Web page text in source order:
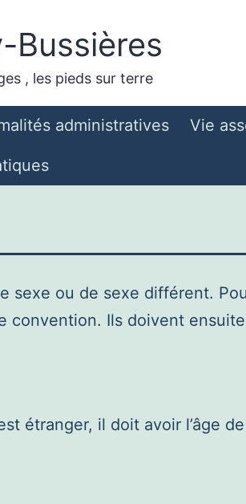
Bussières
, les pieds sur terre
administratives Vie
sexe ou de sexe différent.
Ils doivent
étranger, il doit avoir l’âge